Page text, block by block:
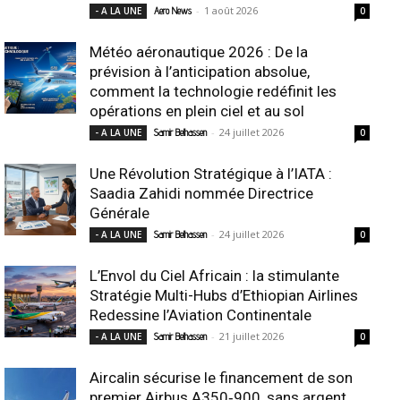
- A LA UNE Aero News - 1 août 2026 0
Météo aéronautique 2026 : De la
prévision à l’anticipation absolue,
comment la technologie redéfinit les
opérations en plein ciel et au sol
- A LA UNE Samir Belhassen - 24 juillet 2026 0
Une Révolution Stratégique à l’IATA :
Saadia Zahidi nommée Directrice
Générale
- A LA UNE Samir Belhassen - 24 juillet 2026 0
L’Envol du Ciel Africain : la stimulante
Stratégie Multi-Hubs d’Ethiopian Airlines
Redessine l’Aviation Continentale
- A LA UNE Samir Belhassen - 21 juillet 2026 0
Aircalin sécurise le financement de son